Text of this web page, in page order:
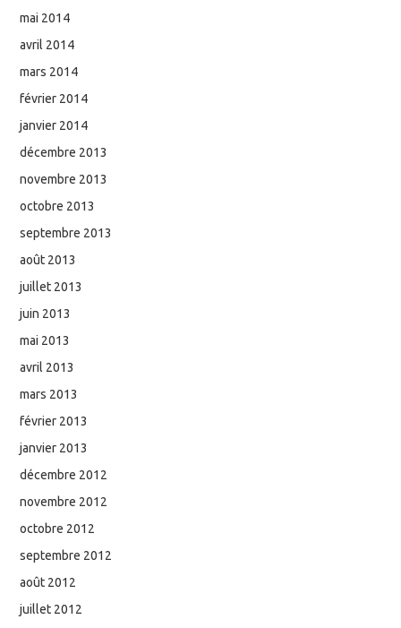
mai 2014
avril 2014
mars 2014
février 2014
janvier 2014
décembre 2013
novembre 2013
octobre 2013
septembre 2013
août 2013
juillet 2013
juin 2013
mai 2013
avril 2013
mars 2013
février 2013
janvier 2013
décembre 2012
novembre 2012
octobre 2012
septembre 2012
août 2012
juillet 2012